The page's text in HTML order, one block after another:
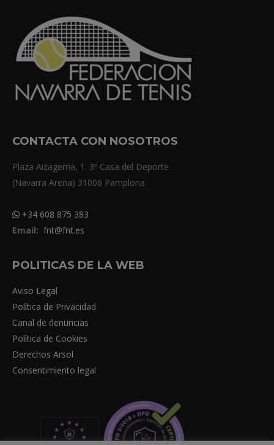
CONTACTA CON NOSOTROS
Plaza Aizagerria, 1. 3º Casa del Deporte
(Navarra Arena) 31006 Pamplona
+34 608 875 383
Email: fnt@fnt.es
POLITICAS DE LA WEB
Aviso Legal
Política de Privacidad
Canal de denuncias
Política de Cookies
Derechos Arsol
Consentimiento legal